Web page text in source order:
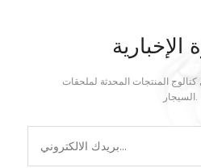
الإخبارية
المنتجات المحدثة لملحقات
السيجار.